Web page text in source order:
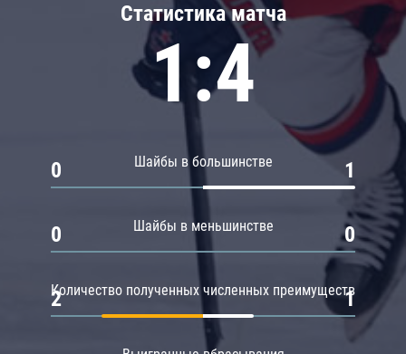
Статистика матча
1:4
Шайбы в большинстве
0 1
Шайбы в меньшинстве
0 0
Количество полученных численных преимуществ
2 1